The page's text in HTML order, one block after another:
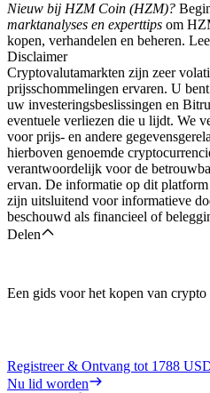
Nieuw bij HZM Coin (HZM)?
marktanalyses en experttips om
kopen, verhandelen en beheren.
Disclaimer
Cryptovalutamarkten zijn zeer
prijsschommelingen ervaren. U
uw investeringsbeslissingen en
eventuele verliezen die u lijdt. We
voor prijs- en andere
hierboven genoemde
verantwoordelijk voor de
ervan. De informatie op dit
zijn uitsluitend voor informatieve
beschouwd als financieel of
Delen
Een gids voor het kopen van crypto
Registreer & Ontvang tot 1788
Nu lid worden